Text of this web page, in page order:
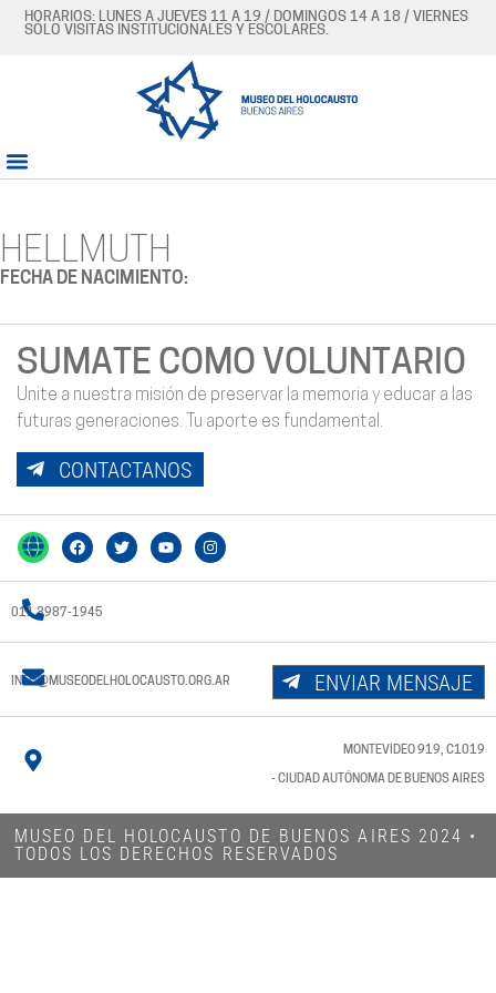
HORARIOS: LUNES A JUEVES 11 A 19 / DOMINGOS 14 A 18 / VIERNES
SÓLO VISITAS INSTITUCIONALES Y ESCOLARES.
HELLMUTH
FECHA DE NACIMIENTO:
SUMATE COMO VOLUNTARIO
Unite a nuestra misión de preservar la memoria y educar a las
futuras generaciones. Tu aporte es fundamental.
CONTACTANOS
011 3987-1945
INFO@MUSEODELHOLOCAUSTO.ORG.AR ENVIAR MENSAJE
MONTEVIDEO 919, C1019
- CIUDAD AUTÓNOMA DE BUENOS AIRES
MUSEO DEL HOLOCAUSTO DE BUENOS AIRES 2024​ •
TODOS LOS DERECHOS RESERVADOS